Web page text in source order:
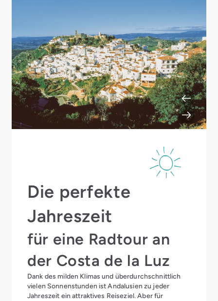
Die perfekte
Jahreszeit
für eine Radtour an
der Costa de la Luz
Dank des milden Klimas und überdurchschnittlich
vielen Sonnenstunden ist Andalusien zu jeder
Jahreszeit ein attraktives Reiseziel. Aber für